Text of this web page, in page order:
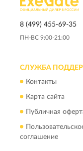
8 (499) 455-69-35
ПН-ВС 9:00-21:00
СЛУЖБА
Контакты
Карта сайта
Публичная
соглашение